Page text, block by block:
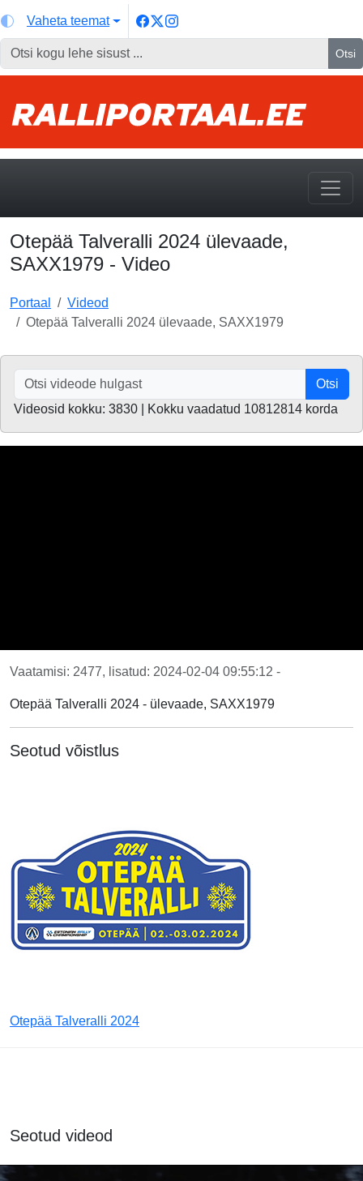
Vaheta teemat
Otsi
Otepää Talveralli 2024 ülevaade,
SAXX1979 - Video
Portaal
Videod
Otepää Talveralli 2024 ülevaade, SAXX1979
Otsi
Videosid kokku: 3830 | Kokku vaadatud 10812814 korda
Vaatamisi: 2477, lisatud: 2024-02-04 09:55:12 -
Otepää Talveralli 2024 - ülevaade, SAXX1979
Seotud võistlus
Otepää Talveralli 2024
Seotud videod